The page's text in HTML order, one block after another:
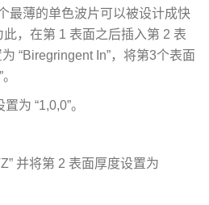
最薄的单色波片可以被设计成快
，在第 1 表面之后插入第 2 表
“Biregringent In”，将第3个表面
为 “1,0,0”。
并将第 2 表面厚度设置为